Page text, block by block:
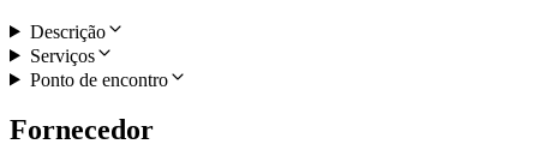
Descrição
Serviços
Ponto de encontro
Fornecedor